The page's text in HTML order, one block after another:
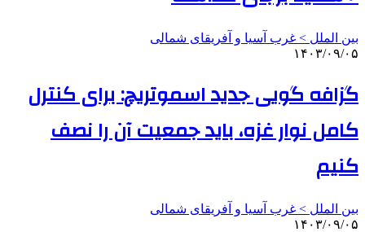
بین الملل > غرب آسیا و آفریقای شمالی
۱۴۰۳/۰۹/۰۵
گزافه گویی جدید اسموتریچ: برای کنترل
کامل نوار غزه، باید جمعیت آن را نصف
کنیم
بین الملل > غرب آسیا و آفریقای شمالی
۱۴۰۳/۰۹/۰۵